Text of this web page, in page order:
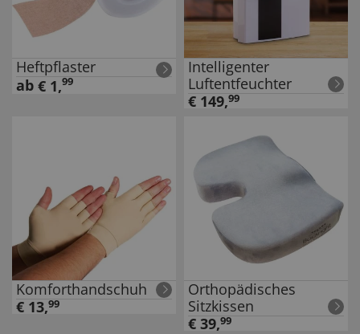
Heftpflaster
ab € 1,99
Intelligenter
Luftentfeuchter
€ 149,99
Komforthandschuh
€ 13,99
Orthopädisches
Sitzkissen
€ 39,99